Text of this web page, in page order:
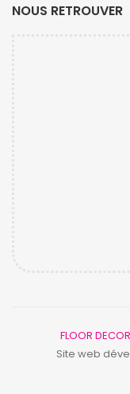
NOUS RETROUVER
FLOOR DECOR
Site web